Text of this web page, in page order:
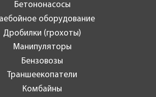
Бетононасосы
оборудование
Дробилки (грохоты)
Манипуляторы
Бензовозы
Траншеекопатели
Комбайны